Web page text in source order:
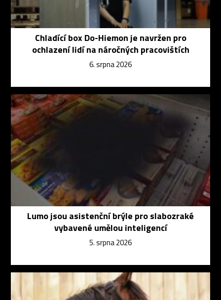
Chladící box Do-Hiemon je navržen pro
ochlazení lidí na náročných pracovištích
6. srpna 2026
Lumo jsou asistenční brýle pro slabozraké
vybavené umělou inteligencí
5. srpna 2026